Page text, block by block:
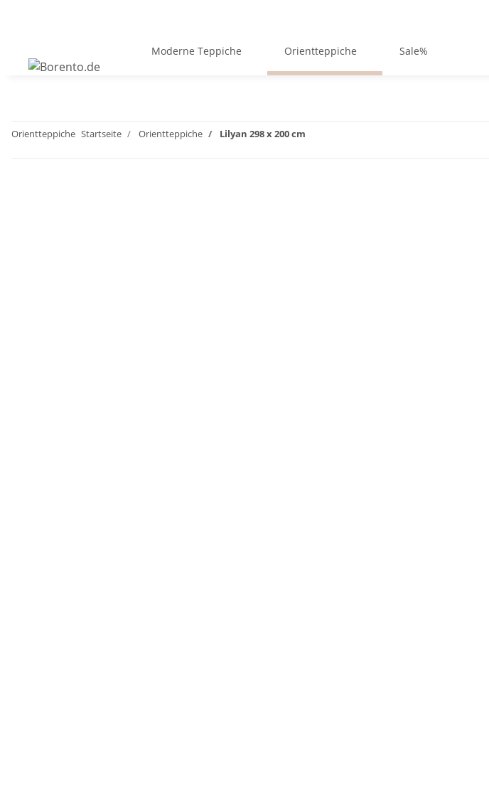
Moderne Teppiche Orientteppiche Sale%
Orientteppiche Startseite Orientteppiche Lilyan 298 x 200 cm